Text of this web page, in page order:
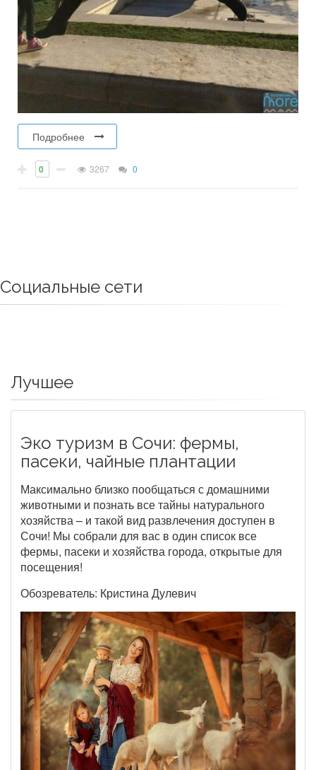
Подробнее
0 3267 0
Социальные сети
Лучшее
Эко туризм в Сочи: фермы,
пасеки, чайные плантации
Максимально близко пообщаться с домашними
животными и познать все тайны натурального
хозяйства – и такой вид развлечения доступен в
Сочи! Мы собрали для вас в один список все
фермы, пасеки и хозяйства города, открытые для
посещения!
Обозреватель: Кристина Дулевич